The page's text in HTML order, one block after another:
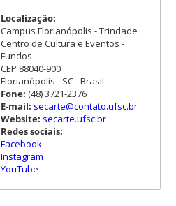
Localização:
Campus Florianópolis - Trindade
Centro de Cultura e Eventos -
Fundos
CEP 88040-900
Florianópolis - SC - Brasil
Fone: (48) 3721-2376
E-mail: secarte@contato.ufsc.br
Website: secarte.ufsc.br
Redes sociais:
Facebook
Instagram
YouTube